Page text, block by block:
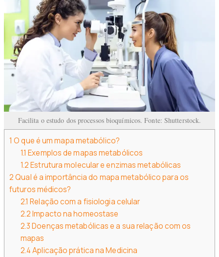
Facilita o estudo dos processos bioquímicos. Fonte: Shutterstock.
1 O que é um mapa metabólico?
1.1 Exemplos de mapas metabólicos
1.2Estrutura molecular e enzimas metabólicas
2Qual é a importância do mapa metabólico para os
futuros médicos?
2.1 Relação com a fisiologia celular
2.2Impacto na homeostase
2.3Doenças metabólicas e a sua relação com os
mapas
2.4Aplicação prática na Medicina